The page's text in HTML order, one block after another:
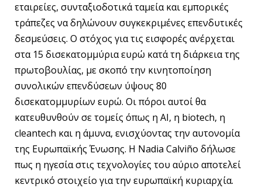
εταιρείες, συνταξιοδοτικά ταμεία και εμπορικές
τράπεζες να δηλώνουν συγκεκριμένες επενδυτικές
δεσμεύσεις. Ο στόχος για τις εισφορές ανέρχεται
στα 15 δισεκατομμύρια ευρώ κατά τη διάρκεια της
πρωτοβουλίας, με σκοπό την κινητοποίηση
συνολικών επενδύσεων ύψους 80
δισεκατομμυρίων ευρώ. Οι πόροι αυτοί θα
κατευθυνθούν σε τομείς όπως η AI, η biotech, η
cleantech και η άμυνα, ενισχύοντας την αυτονομία
της Ευρωπαϊκής Ένωσης. Η Nadia Calviño δήλωσε
πως η ηγεσία στις τεχνολογίες του αύριο αποτελεί
κεντρικό στοιχείο για την ευρωπαϊκή κυριαρχία.